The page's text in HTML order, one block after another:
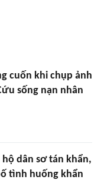
cuốn khi chụp ảnh
sống nạn nhân
hộ dân sơ tán khẩn,
tình huống khẩn